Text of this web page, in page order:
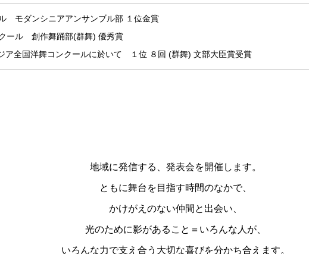
モダンシニアアンサンブル部 １位金賞
ール 創作舞踊部(群舞) 優秀賞
全国洋舞コンクールに於いて １位 ８回 (群舞) 文部大臣賞受賞
地域に発信する、発表会を開催します。
ともに舞台を目指す時間のなかで、
かけがえのない仲間と出会い、
光のために影があること＝いろんな人が、
いろんな力で支え合う大切な喜びを分かち合えます。